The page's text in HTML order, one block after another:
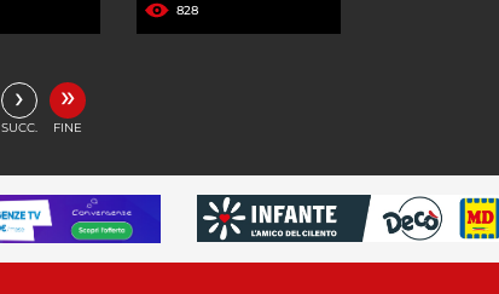
828
›
SUCC.
»
FINE